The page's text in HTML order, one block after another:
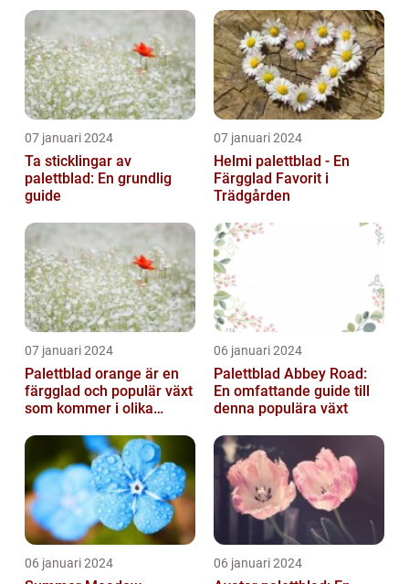
07 januari 2024
Ta sticklingar av
palettblad: En grundlig
guide
07 januari 2024
Helmi palettblad - En
Färgglad Favorit i
Trädgården
07 januari 2024
Palettblad orange är en
färgglad och populär växt
som kommer i olika
06 januari 2024
Palettblad Abbey Road:
En omfattande guide till
denna populära växt
06 januari 2024 06 januari 2024